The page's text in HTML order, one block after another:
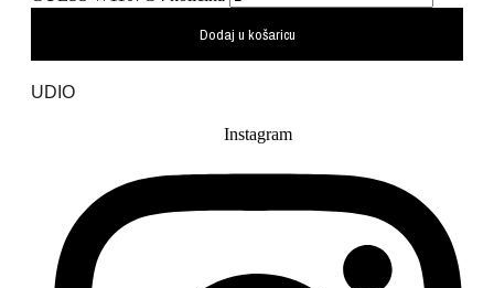
Dodaj u košaricu
UDIO
Instagram